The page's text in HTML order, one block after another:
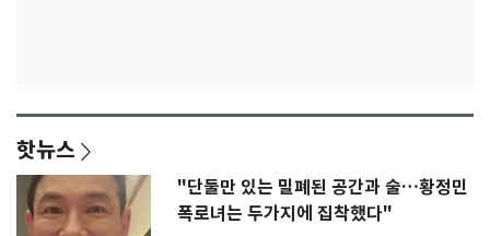
핫뉴스
"단둘만 있는 밀폐된 공간과 술…황정민
폭로녀는 두가지에 집착했다"